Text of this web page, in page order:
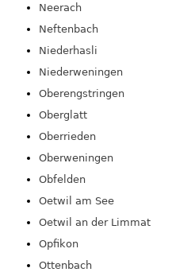
Neerach
Neftenbach
Niederhasli
Niederweningen
Oberengstringen
Oberglatt
Oberrieden
Oberweningen
Obfelden
Oetwil am See
Oetwil an der Limmat
Opfikon
Ottenbach